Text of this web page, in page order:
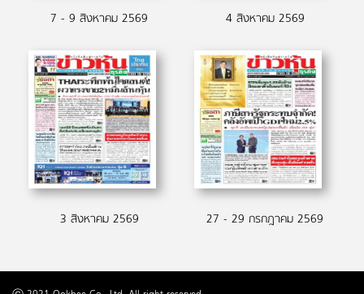
7 - 9 สิงหาคม 2569 4 สิงหาคม 2569
3 สิงหาคม 2569 27 - 29 กรกฎาคม 2569